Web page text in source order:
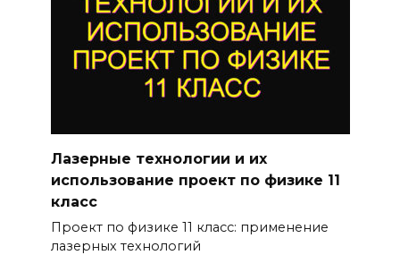
Лазерные технологии и их
использование проект по физике 11
класс
Проект по физике 11 класс: применение
лазерных технологий